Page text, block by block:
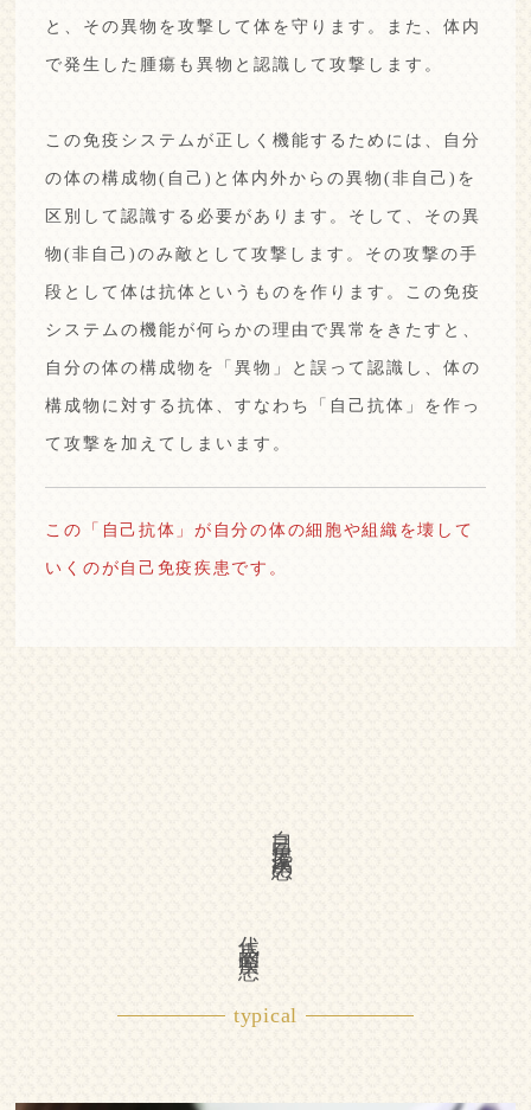
と、その異物を攻撃して体を守ります。また、体内
で発生した腫瘍も異物と認識して攻撃します。
この免疫システムが正しく機能するためには、自分
の体の構成物(自己)と体内外からの異物(非自己)を
区別して認識する必要があります。 そして、その異
物(非自己)のみ敵として攻撃します。その攻撃の手
段として体は抗体というものを作ります。 この免疫
システムの機能が何らかの理由で異常をきたすと、
自分の体の構成物を「異物」と誤って認識し、体の
構成物に対する抗体、すなわち「自己抗体」を作っ
て攻撃を加えてしまいます。
この「自己抗体」が自分の体の細胞や組織を壊して
いくのが自己免疫疾患です。
自己免疫疾患の
代表的疾患
typical